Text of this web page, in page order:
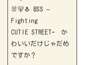
🐰🐻🐧 BSS –
Fighting
CUTIE STREETｰ か
わいいだけじゃだめ
ですか？